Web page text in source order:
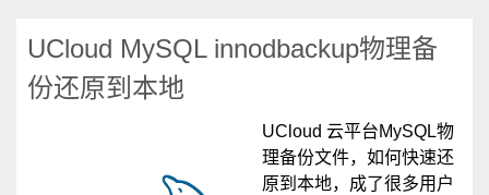
UCloud MySQL innodbackup物理备
份还原到本地
UCloud 云平台MySQL物
理备份文件，如何快速还
原到本地，成了很多用户